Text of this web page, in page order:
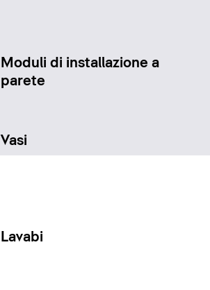
Moduli di installazione a
parete
Vasi
Lavabi